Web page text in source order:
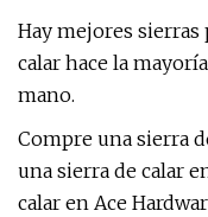
Hay mejores sierras
calar hace la
mano.
Compre una sierra
una sierra de calar
calar en Ace